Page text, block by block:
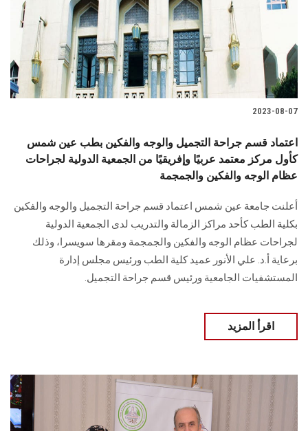
2023-08-07
اعتماد قسم جراحة التجميل والوجه والفكين بطب عين شمس
كأول مركز معتمد عربيًا وإفريقيًا من الجمعية الدولية لجراحات
عظام الوجه والفكين والجمجمة
أعلنت جامعة عين شمس اعتماد قسم جراحة التجميل والوجه والفكين
بكلية الطب كأحد مراكز الزمالة والتدريب لدى الجمعية الدولية
لجراحات عظام الوجه والفكين والجمجمة ومقرها سويسرا، وذلك
برعاية أ.د. علي الأنور عميد كلية الطب ورئيس مجلس إدارة
المستشفيات الجامعية ورئيس قسم جراحة التجميل.
اقرأ المزيد